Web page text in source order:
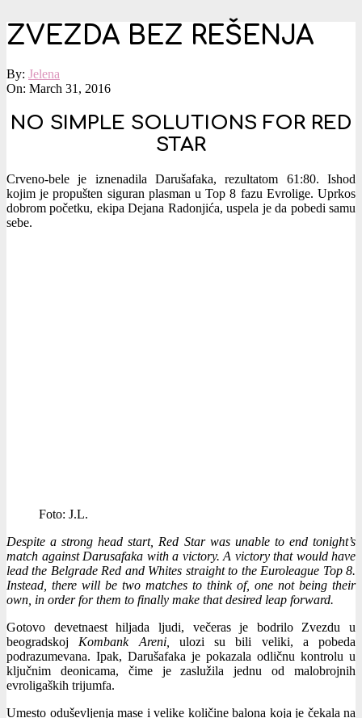
ZVEZDA BEZ REŠENJA
By: Jelena
On: March 31, 2016
NO SIMPLE SOLUTIONS FOR RED
STAR
Crveno-bele je iznenadila Darušafaka, rezultatom 61:80. Ishod
kojim je propušten siguran plasman u Top 8 fazu Evrolige. Uprkos
dobrom početku, ekipa Dejana Radonjića, uspela je da pobedi samu
sebe.
Foto: J.L.
Despite a strong head start, Red Star was unable to end tonight’s
match against Darusafaka with a victory. A victory that would have
lead the Belgrade Red and Whites straight to the Euroleague Top 8.
Instead, there will be two matches to think of, one not being their
own, in order for them to finally make that desired leap forward.
Gotovo devetnaest hiljada ljudi, večeras je bodrilo Zvezdu u
beogradskoj Kombank Areni, ulozi su bili veliki, a pobeda
podrazumevana. Ipak, Darušafaka je pokazala odličnu kontrolu u
ključnim deonicama, čime je zaslužila jednu od malobrojnih
evroligaških trijumfa.
Umesto oduševljenja mase i velike količine balona koja je čekala na